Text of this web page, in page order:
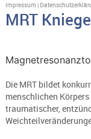
Impressum |
MRT
Die MRT bildet
menschlichen
traumatischer,